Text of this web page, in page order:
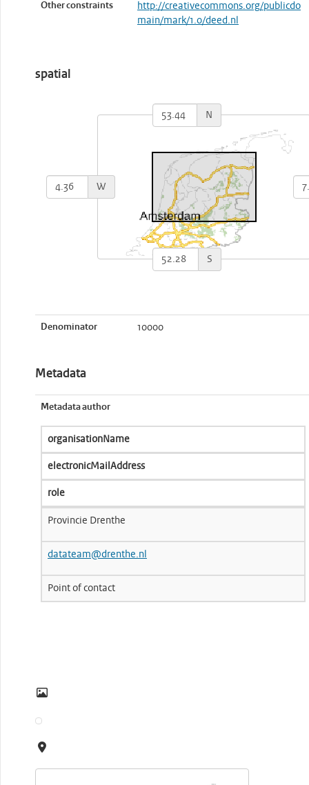
Other constraints
http://creativecommons.org/publicdo
main/mark/1.0/deed.nl
spatial
N
S
W
Denominator 10000
Metadata
Metadata author
organisationName
electronicMailAddress
role
Provincie Drenthe
datateam@drenthe.nl
Point of contact